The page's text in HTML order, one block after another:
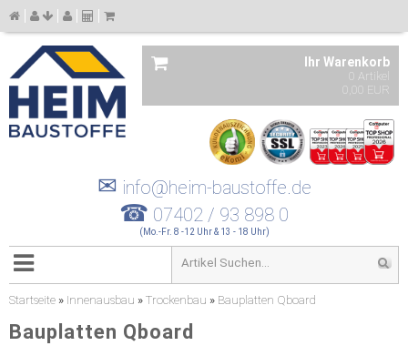
Ihr Warenkorb
0 Artikel
0,00 EUR
✉ info@heim-baustoffe.de
☎ 07402 / 93 898 0
(Mo.-Fr. 8 -12 Uhr & 13 - 18 Uhr)
Startseite » Innenausbau » Trockenbau » Bauplatten Qboard
Bauplatten Qboard